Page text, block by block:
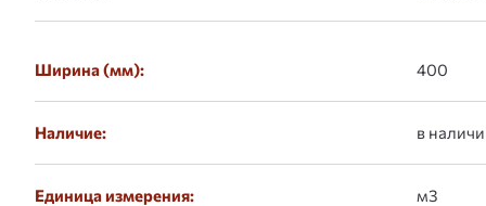
Ширина (мм): 400
Наличие: в
Единица измерения: м3